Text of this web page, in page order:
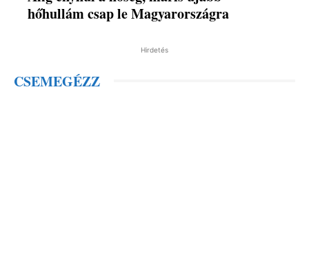
hőhullám csap le Magyarországra
Hirdetés
CSEMEGÉZZ